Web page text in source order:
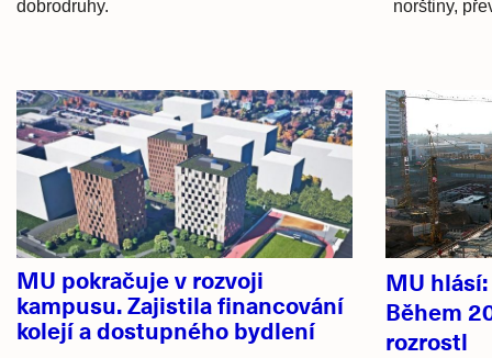
dobrodruhy.
norštiny,
Hlavní
novinky
MU pokračuje v rozvoji
kampusu. Zajistila financování
kolejí a dostupného bydlení
MU
Během
rozrostl